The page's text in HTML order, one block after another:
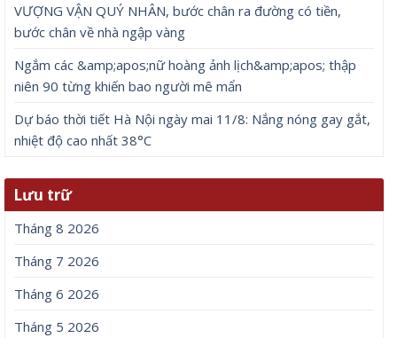
VƯỢNG VẬN QUÝ NHÂN, bước chân ra đường có tiền,
bước chân về nhà ngập vàng
Ngắm các &amp;apos;nữ hoàng ảnh lịch&amp;apos; thập
niên 90 từng khiến bao người mê mẩn
Dự báo thời tiết Hà Nội ngày mai 11/8: Nắng nóng gay gắt,
nhiệt độ cao nhất 38°C
Lưu trữ
Tháng 8 2026
Tháng 7 2026
Tháng 6 2026
Tháng 5 2026